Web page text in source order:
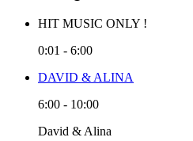
HIT MUSIC ONLY !
0:01 - 6:00
DAVID & ALINA
6:00 - 10:00
David & Alina